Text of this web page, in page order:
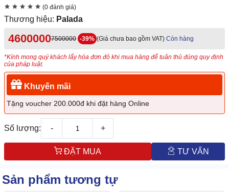
(0 đánh giá)
Thương hiệu: Palada
46000007500000 -39% (Giá chưa bao gồm VAT) Còn hàng
*Kính mong quý khách lấy hóa đơn đỏ khi mua hàng để tuân thủ đúng quy định
của pháp luật.
Khuyến mãi
Tặng voucher 200.000đ khi đặt hàng Online
Số lượng: - +
ĐẶT MUA TƯ VẤN
Sản phẩm tương tự